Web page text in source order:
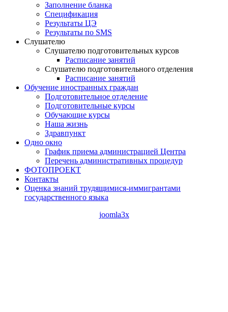
Заполнение бланка
Спецификация
Результаты ЦЭ
Результаты по SMS
Слушателю
Слушателю подготовительных курсов
Расписание занятий
Слушателю подготовительного отделения
Расписание занятий
Обучение иностранных граждан
Подготовительное отделение
Подготовительные курсы
Обучающие курсы
Наша жизнь
Здравпункт
Одно окно
График приема администрацией Центра
Перечень административных процедур
ФОТОПРОЕКТ
Контакты
Оценка знаний трудящимися-иммигрантами
государственного языка
joomla3x